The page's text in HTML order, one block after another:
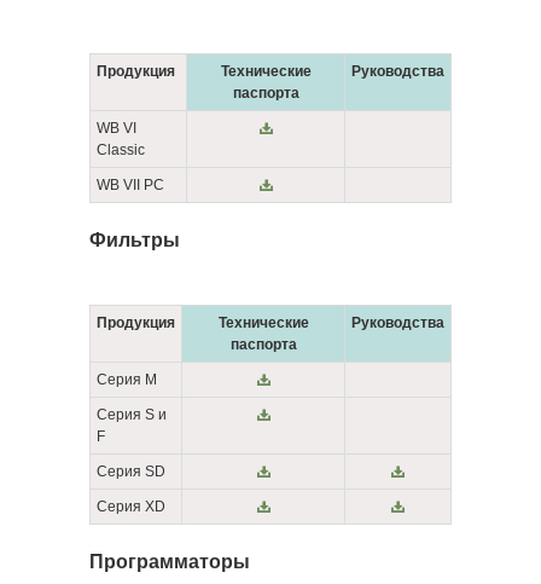
Продукция
Технические
паспорта
Руководства
WB VI
Classic
WB VII PC
Фильтры
Продукция
Технические
паспорта
Руководства
Серия М
Серия S и
F
Серия SD
Серия XD
Программаторы